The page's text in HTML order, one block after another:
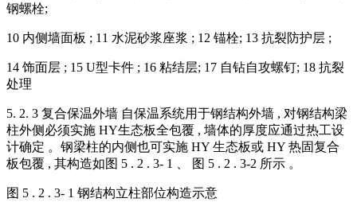
钢螺栓;
10 内侧墙面板 ; 11 水泥砂浆座浆 ; 12 锚栓; 13 抗裂防护层 ;
14 饰面层 ; 15 U型卡件 ; 16 粘结层; 17 自钻自攻螺钉; 18 抗裂
处理
5. 2. 3 复合保温外墙 自保温系统用于钢结构外墙 , 对钢结构梁
柱外侧必须实施 HY生态板全包覆 , 墙体的厚度应通过热工设
计确定 。钢梁柱的内侧也可实施 HY 生态板或 HY 热固复合
板包覆 , 其构造如图 5 . 2 . 3- 1 、 图 5 . 2 . 3-2 所示 。
图 5 . 2 . 3- 1 钢结构立柱部位构造示意